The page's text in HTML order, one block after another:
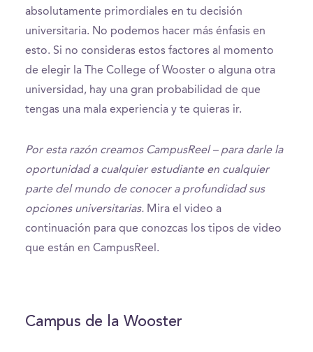
absolutamente primordiales en tu decisión
universitaria. No podemos hacer más énfasis en
esto. Si no consideras estos factores al momento
de elegir la The College of Wooster o alguna otra
universidad, hay una gran probabilidad de que
tengas una mala experiencia y te quieras ir.
Por esta razón creamos CampusReel – para darle la
oportunidad a cualquier estudiante en cualquier
parte del mundo de conocer a profundidad sus
opciones universitarias. Mira el video a
continuación para que conozcas los tipos de video
que están en CampusReel.
Campus de la Wooster